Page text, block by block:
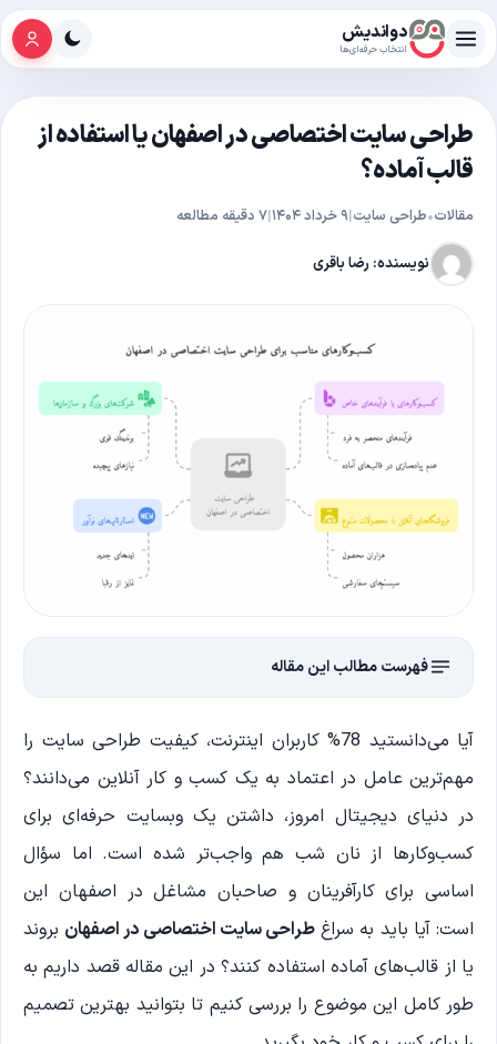
رفتن به محتوا
دواندیش
انتخاب حرفه‌ای‌ها
طراحی سایت اختصاصی در اصفهان یا استفاده از
قالب آماده؟
مقالات•طراحی سایت|۹ خرداد ۱۴۰۴ |۷ دقیقه مطالعه
نویسنده: رضا باقری
فهرست مطالب این مقاله
آیا می‌دانستید 78% کاربران اینترنت، کیفیت طراحی سایت را
مهم‌ترین عامل در اعتماد به یک کسب و کار آنلاین می‌دانند؟
در دنیای دیجیتال امروز، داشتن یک وبسایت حرفه‌ای برای
کسب‌وکارها از نان شب هم واجب‌تر شده است. اما سؤال
اساسی برای کارآفرینان و صاحبان مشاغل در اصفهان این
است: آیا باید به سراغ طراحی سایت اختصاصی در اصفهان بروند
یا از قالب‌های آماده استفاده کنند؟ در این مقاله قصد داریم به
طور کامل این موضوع را بررسی کنیم تا بتوانید بهترین تصمیم